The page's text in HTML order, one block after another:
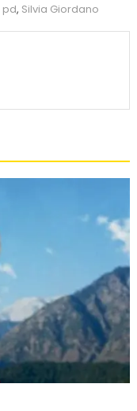
pd, Silvia Giordano